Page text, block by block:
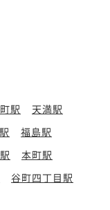
駅
天満駅
福島駅
本町駅
谷町四丁目駅